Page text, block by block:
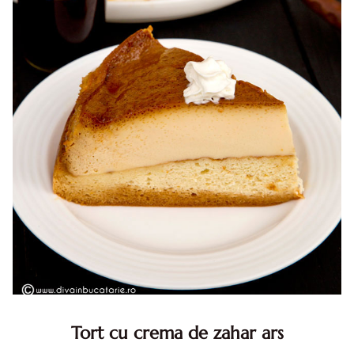
Tort cu crema de zahar ars